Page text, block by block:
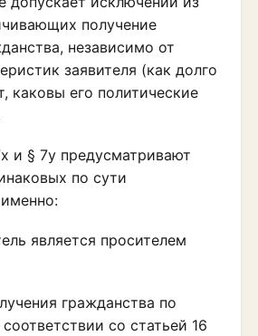
получение
независимо от
заявителя (как долго
каковы его политические
и § 7y предусматривают
по сути
является просителем
гражданства по
со статьей 16